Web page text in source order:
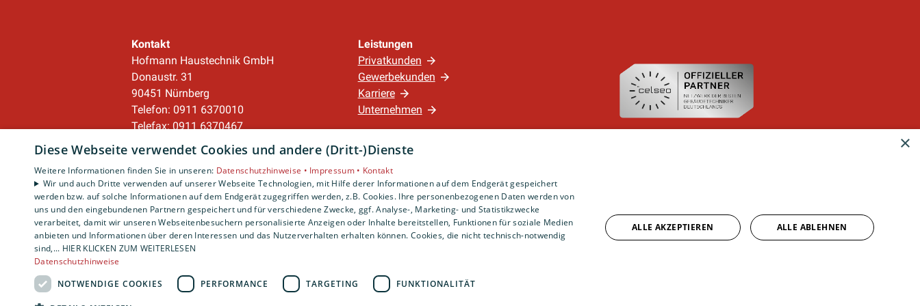
Kontakt
Hofmann Haustechnik GmbH
Donaustr. 31
90451 Nürnberg
Telefon: 0911 6370010
Telefax: 0911 6370467
service@hofmann-haustechnik.de
Unternehmen
AGB
·Datenschutz
·
Impressum
·
Barrierefreiheitserklärung
Leistungen
Privatkunden
Gewerbekunden
Karriere
Unternehmen
Standort
Nürnberg
×
Diese Webseite verwendet Cookies und andere (Dritt-)Dienste
Weitere Informationen finden Sie in unseren: Datenschutzhinweise • Impressum • Kontakt
Wir und auch Dritte verwenden auf unserer Webseite Technologien, mit Hilfe derer Informationen auf dem Endgerät gespeichert
werden bzw. auf solche Informationen auf dem Endgerät zugegriffen werden, z.B. Cookies. Ihre personenbezogenen Daten werden von
uns und den eingebundenen Partnern gespeichert und für verschiedene Zwecke, ggf. Analyse-, Marketing- und Statistikzwecke
verarbeitet, damit wir unseren Webseitenbesuchern personalisierte Anzeigen oder Inhalte bereitstellen, Funktionen für soziale Medien
anbieten und Informationen über deren Interessen und das Nutzerverhalten erhalten können. Cookies, die nicht technisch-notwendig
sind,... HIER KLICKEN ZUM WEITERLESEN
Datenschutzhinweise
NOTWENDIGE COOKIES
PERFORMANCE TARGETING FUNKTIONALITÄT
ALLE AKZEPTIEREN ALLE ABLEHNEN